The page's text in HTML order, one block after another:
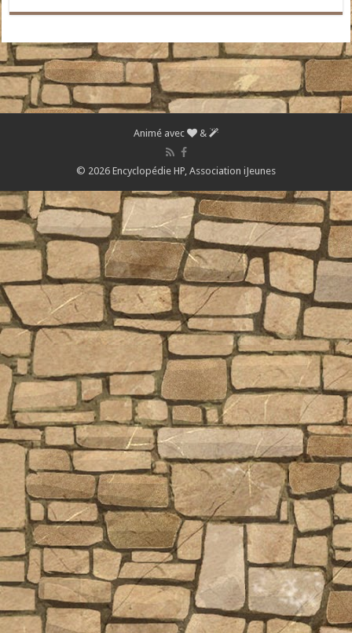
Animé avec &
© 2026 Encyclopédie HP, Association iJeunes